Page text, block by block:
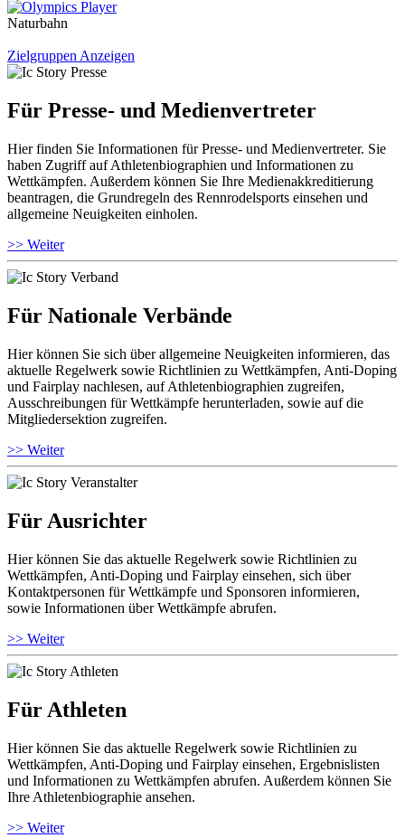
Naturbahn
Zielgruppen Anzeigen
Für Presse- und Medienvertreter
Hier finden Sie Informationen für Presse- und Medienvertreter. Sie
haben Zugriff auf Athletenbiographien und Informationen zu
Wettkämpfen. Außerdem können Sie Ihre Medienakkreditierung
beantragen, die Grundregeln des Rennrodelsports einsehen und
allgemeine Neuigkeiten einholen.
>> Weiter
Für Nationale Verbände
Hier können Sie sich über allgemeine Neuigkeiten informieren, das
aktuelle Regelwerk sowie Richtlinien zu Wettkämpfen, Anti-Doping
und Fairplay nachlesen, auf Athletenbiographien zugreifen,
Ausschreibungen für Wettkämpfe herunterladen, sowie auf die
Mitgliedersektion zugreifen.
>> Weiter
Für Ausrichter
Hier können Sie das aktuelle Regelwerk sowie Richtlinien zu
Wettkämpfen, Anti-Doping und Fairplay einsehen, sich über
Kontaktpersonen für Wettkämpfe und Sponsoren informieren,
sowie Informationen über Wettkämpfe abrufen.
>> Weiter
Für Athleten
Hier können Sie das aktuelle Regelwerk sowie Richtlinien zu
Wettkämpfen, Anti-Doping und Fairplay einsehen, Ergebnislisten
und Informationen zu Wettkämpfen abrufen. Außerdem können Sie
Ihre Athletenbiographie ansehen.
>> Weiter